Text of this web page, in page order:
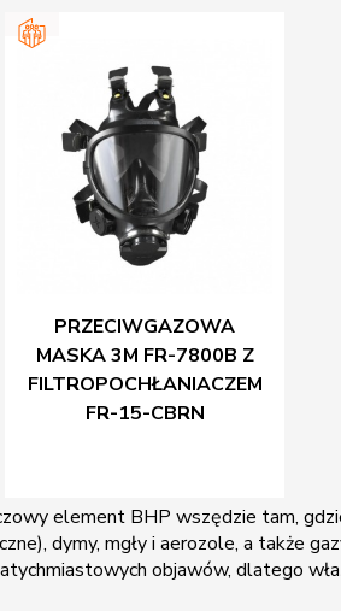
PRZECIWGAZOWA
MASKA 3M FR-7800B Z
FILTROPOCHŁANIACZEM
FR-15-CBRN
element BHP wszędzie tam,
dymy, mgły i aerozole, a także
objawów, dlatego